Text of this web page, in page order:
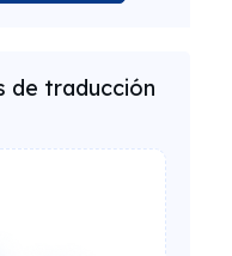
de traducción